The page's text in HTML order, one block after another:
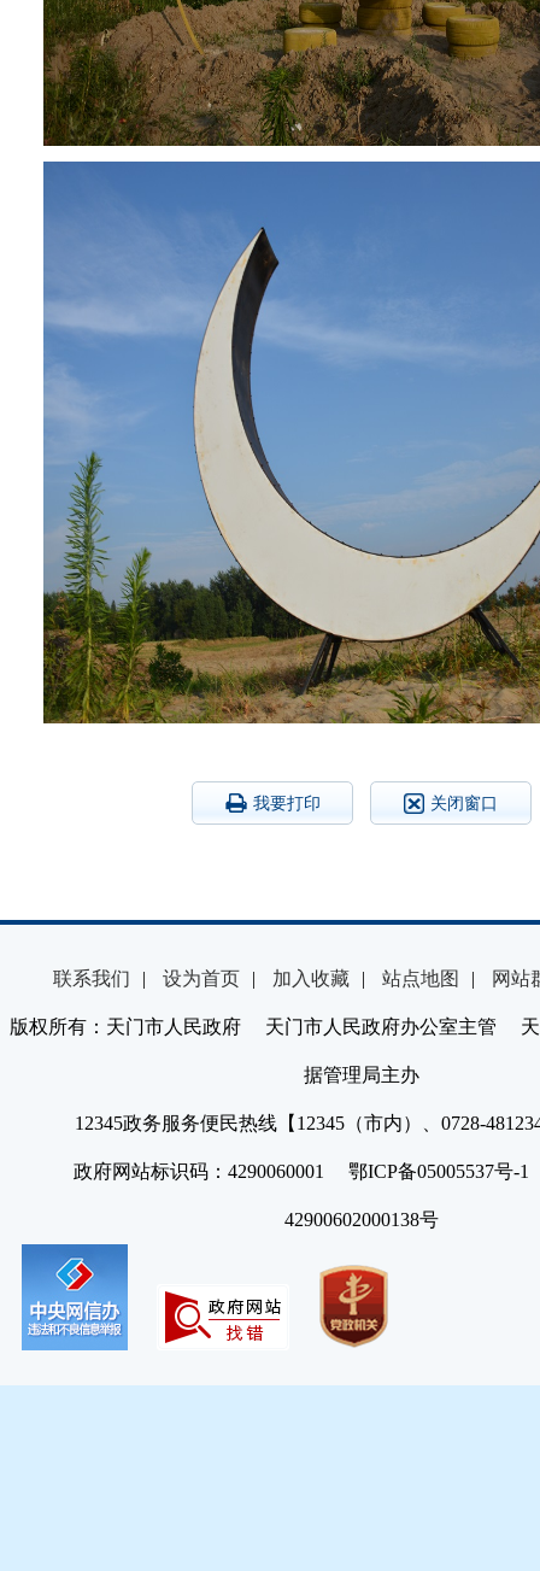
我要打印 关闭窗口
联系我们 | 设为首页 | 加入收藏 | 站点地图 | 网站
版权所有：天门市人民政府 天门市人民政府办公室主管 天
据管理局主办
12345政务服务便民热线【12345（市内）、0728-
政府网站标识码：4290060001 鄂ICP备05005537号
42900602000138号